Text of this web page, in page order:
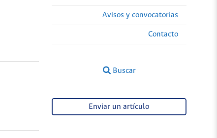
Avisos y convocatorias
Contacto
Buscar
Enviar un artículo